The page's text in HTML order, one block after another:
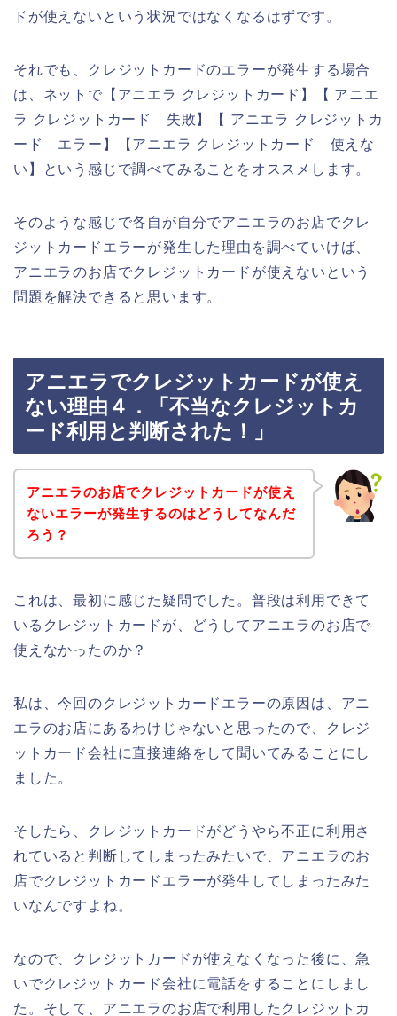
ドが使えないという状況ではなくなるはずです。
それでも、クレジットカードのエラーが発生する場合
は、ネットで【アニエラ クレジットカード】【 アニエ
ラ クレジットカード 失敗】【 アニエラ クレジットカ
ード エラー】【アニエラ クレジットカード 使えな
い】という感じで調べてみることをオススメします。
そのような感じで各自が自分でアニエラのお店でクレ
ジットカードエラーが発生した理由を調べていけば、
アニエラのお店でクレジットカードが使えないという
問題を解決できると思います。
アニエラでクレジットカードが使え
ない理由４．「不当なクレジットカ
ード利用と判断された！」
アニエラのお店でクレジットカードが使え
ないエラーが発生するのはどうしてなんだ
ろう？
これは、最初に感じた疑問でした。普段は利用できて
いるクレジットカードが、どうしてアニエラのお店で
使えなかったのか？
私は、今回のクレジットカードエラーの原因は、アニ
エラのお店にあるわけじゃないと思ったので、クレジ
ットカード会社に直接連絡をして聞いてみることにし
ました。
そしたら、クレジットカードがどうやら不正に利用さ
れていると判断してしまったみたいで、アニエラのお
店でクレジットカードエラーが発生してしまったみた
いなんですよね。
なので、クレジットカードが使えなくなった後に、急
いでクレジットカード会社に電話をすることにしまし
た。そして、アニエラのお店で利用したクレジットカ